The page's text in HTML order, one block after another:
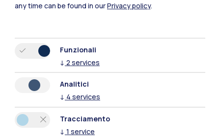
Mantova
Xi'an
Naviga il sito
Contattaci
any time can be found in ourPrivacy policy.
Funzionali
↓ 2 services
Analitici
↓ 4 services
Tracciamento
↓ 1 service